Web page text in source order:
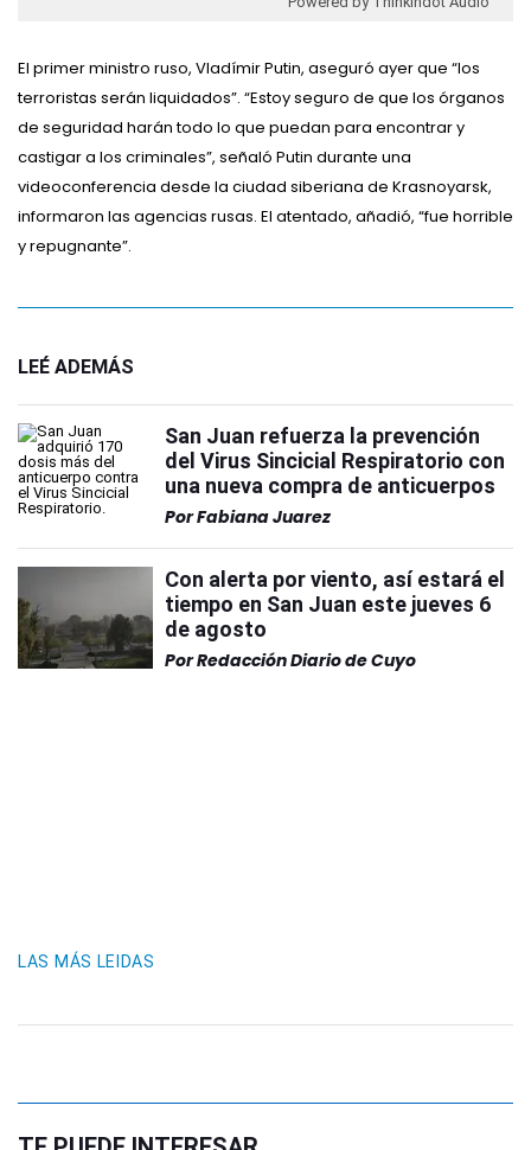
El primer ministro ruso, Vladímir Putin, aseguró ayer que “los
terroristas serán liquidados”. “Estoy seguro de que los órganos
de seguridad harán todo lo que puedan para encontrar y
castigar a los criminales”, señaló Putin durante una
videoconferencia desde la ciudad siberiana de Krasnoyarsk,
informaron las agencias rusas. El atentado, añadió, “fue horrible
y repugnante”.
LEÉ ADEMÁS
San Juan refuerza la prevención
del Virus Sincicial Respiratorio con
una nueva compra de anticuerpos
PorFabiana Juarez
Con alerta por viento, así estará el
tiempo en San Juan este jueves 6
de agosto
PorRedacción Diario de Cuyo
LAS MÁS LEIDAS